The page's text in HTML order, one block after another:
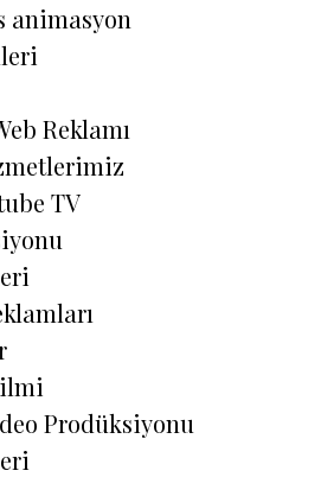
animasyon
Reklamı
TV
Prodüksiyonu